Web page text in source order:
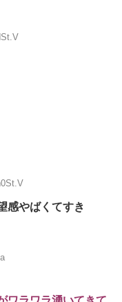
感やばくてすき